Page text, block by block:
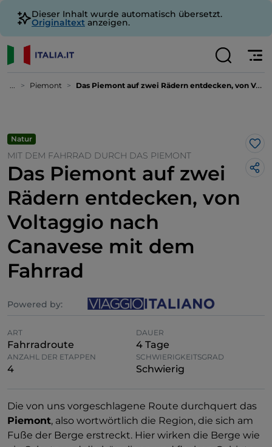
Dieser Inhalt wurde automatisch übersetzt.
Originaltext anzeigen.
... Piemont Das Piemont auf zwei Rädern entdecken, von Voltaggio nach Canavese mit dem Fahrrad
Natur
MIT DEM FAHRRAD DURCH DAS PIEMONT
Das Piemont auf zwei
Rädern entdecken, von
Voltaggio nach
Canavese mit dem
Fahrrad
Powered by:
ART
Fahrradroute
DAUER
4 Tage
ANZAHL DER ETAPPEN
4
SCHWIERIGKEITSGRAD
Schwierig
Die von uns vorgeschlagene Route durchquert das
Piemont, also wortwörtlich die Region, die sich am
Fuße der Berge erstreckt. Hier wirken die Berge wie